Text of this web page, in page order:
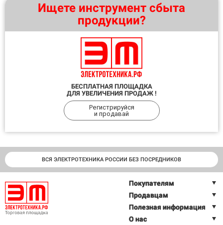
Ищете инструмент сбыта
продукции?
БЕСПЛАТНАЯ ПЛОЩАДКА
ДЛЯ УВЕЛИЧЕНИЯ ПРОДАЖ !
Регистрируйся
и продавай
ВСЯ ЭЛЕКТРОТЕХНИКА РОССИИ БЕЗ ПОСРЕДНИКОВ
Покупателям
Продавцам
Полезная информация
О нас